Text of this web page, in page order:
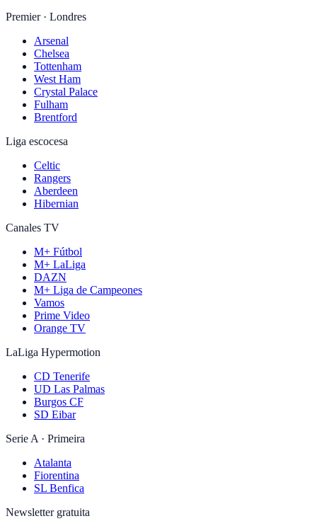
Premier · Londres
Arsenal
Chelsea
Tottenham
West Ham
Crystal Palace
Fulham
Brentford
Liga escocesa
Celtic
Rangers
Aberdeen
Hibernian
Canales TV
M+ Fútbol
M+ LaLiga
DAZN
M+ Liga de Campeones
Vamos
Prime Video
Orange TV
LaLiga Hypermotion
CD Tenerife
UD Las Palmas
Burgos CF
SD Eibar
Serie A · Primeira
Atalanta
Fiorentina
SL Benfica
Newsletter gratuita